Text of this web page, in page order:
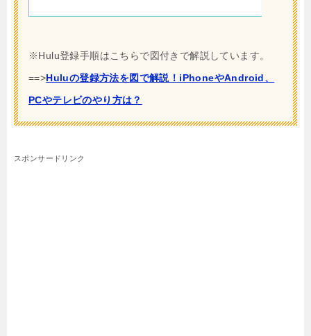
※Hulu登録手順はこちらで図付きで解説しています。
==>Huluの登録方法を図で解説！iPhoneやAndroid、
PCやテレビのやり方は？
スポンサードリンク